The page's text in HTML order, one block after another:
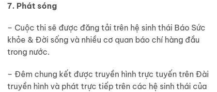
7. Phát sóng
– Cuộc thi sẽ được đăng tải trên hệ sinh thái Báo Sức
khỏe & Đời sống và nhiều cơ quan báo chí hàng đầu
trong nước.
– Đêm chung kết được truyền hình trực tuyến trên Đài
truyền hình và phát trực tiếp trên các hệ sinh thái của